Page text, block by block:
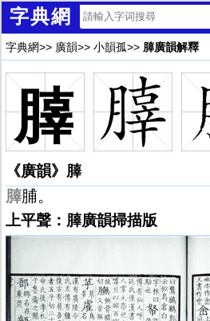
字典網
字典網>> 廣韻>> 小韻孤>> 䐻廣韻解釋
䐻
《廣韻》䐻
䐻脯。
上平聲：䐻廣韻掃描版